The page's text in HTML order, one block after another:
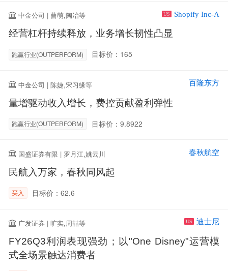
中金公司 | 曹萌,陶冶等 US Shopify Inc-A
经营杠杆持续释放，业务增长韧性凸显
跑赢行业(OUTPERFORM) 目标价：165
中金公司 | 陈婕,宋习缘等 百隆东方
量增驱动收入增长，费控贡献盈利弹性
跑赢行业(OUTPERFORM) 目标价：9.8922
国盛证券有限 | 罗月江,姚云川 春秋航空
民航入万家，春秋同风起
买入 目标价：62.6
广发证券 | 旷实,周喆等 US 迪士尼
FY26Q3利润表现强劲；以"One Disney"运营模
式全场景触达消费者